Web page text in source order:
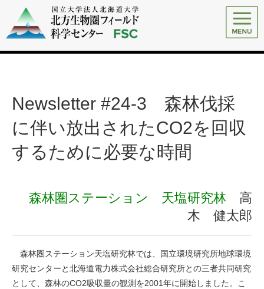
Newsletter #24-3 森林伐採
に伴い放出されたCO2を回収
するために必要な時間
森林圏ステーション 天塩研究林
高
木 健太郎
森林圏ステーション天塩研究林では、国立環境研究所地球環境
研究センターと北海道電力株式会社総合研究所との三者共同研究
として、森林のCO2吸収量の観測を2001年に開始しました。こ